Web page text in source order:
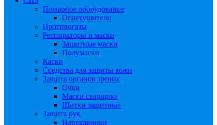
Пожарное оборудование
Огнетушители
Противогазы
Респираторы и маски
Защитные маски
Полумаски
Каски
Средства для защиты кожи
Защита органов зрения
Очки
Маски сварщика
Щитки защитные
Защита рук
Нарукавники